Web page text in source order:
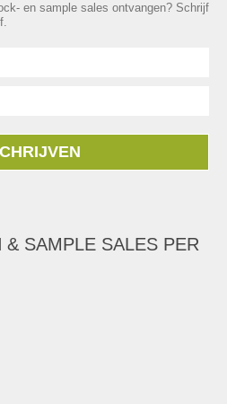
en sample sales ontvangen? Schrijf
& SAMPLE SALES PER